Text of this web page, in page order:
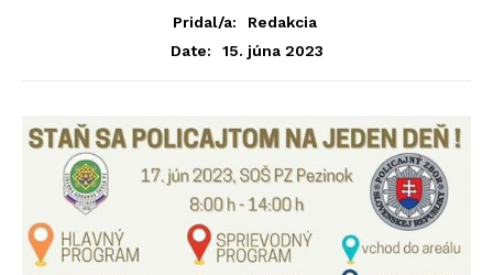
Pridal/a:
Redakcia
Date:
15. júna 2023